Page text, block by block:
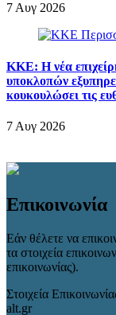
7 Αυγ 2026
ΚΚΕ: Η νέα
υποκλοπών
κουκουλώσει τις
7 Αυγ 2026
Επικοινωνία
Εάν θέλετε να
τα στοιχεία
επικοινωνίας).
Στοιχεία
alt.gr